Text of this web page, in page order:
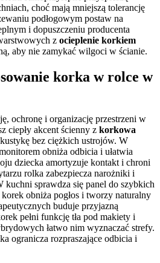
choć mają mniejszą tolerancję
podłogowym postaw na
i dopuszczeniu producenta
z ocieplenie korkiem
aby nie zamykać wilgoci w ścianie.
korka w rolce w
ochronę i organizację przestrzeni w
ciepły akcent ścienny z korkowa
bez ciężkich ustrojów. W
obniża odbicia i ułatwia
dziecka amortyzuje kontakt i chroni
rolka zabezpiecza narożniki i
kuchni sprawdza się panel do szybkich
obniża pogłos i tworzy naturalny
buduje przyjazną
pełni funkcję tła pod makiety i
łatwo nim wyznaczać strefy.
ogranicza rozpraszające odbicia i